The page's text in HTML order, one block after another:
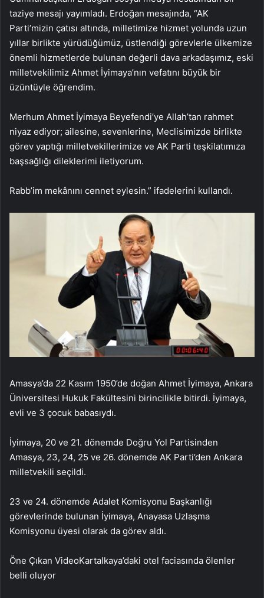
taziye mesajı yayımladı. Erdoğan mesajında, “AK
Parti’mizin çatısı altında, milletimize hizmet yolunda uzun
yıllar birlikte yürüdüğümüz, üstlendiği görevlerle ülkemize
önemli hizmetlerde bulunan değerli dava arkadaşımız, eski
milletvekilimiz Ahmet İyimaya’nın vefatını büyük bir
üzüntüyle öğrendim.
Merhum Ahmet İyimaya Beyefendi’ye Allah’tan rahmet
niyaz ediyor; ailesine, sevenlerine, Meclisimizde birlikte
görev yaptığı milletvekillerimize ve AK Parti teşkilatımıza
başsağlığı dileklerimi iletiyorum.
Rabb’im mekânını cennet eylesin.” ifadelerini kullandı.
Amasya’da 22 Kasım 1950’de doğan Ahmet İyimaya, Ankara
Üniversitesi Hukuk Fakültesini birincilikle bitirdi. İyimaya,
evli ve 3 çocuk babasıydı.
İyimaya, 20 ve 21. dönemde Doğru Yol Partisinden
Amasya, 23, 24, 25 ve 26. dönemde AK Parti’den Ankara
milletvekili seçildi.
23 ve 24. dönemde Adalet Komisyonu Başkanlığı
görevlerinde bulunan İyimaya, Anayasa Uzlaşma
Komisyonu üyesi olarak da görev aldı.
Öne Çıkan VideoKartalkaya’daki otel faciasında ölenler
belli oluyor